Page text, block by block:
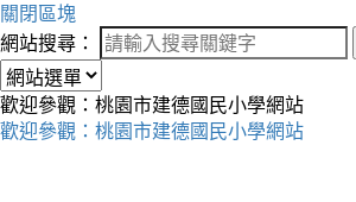
關閉區塊
網站搜尋：
歡迎參觀：桃園市建德國民小學網站
歡迎參觀：桃園市建德國民小學網站